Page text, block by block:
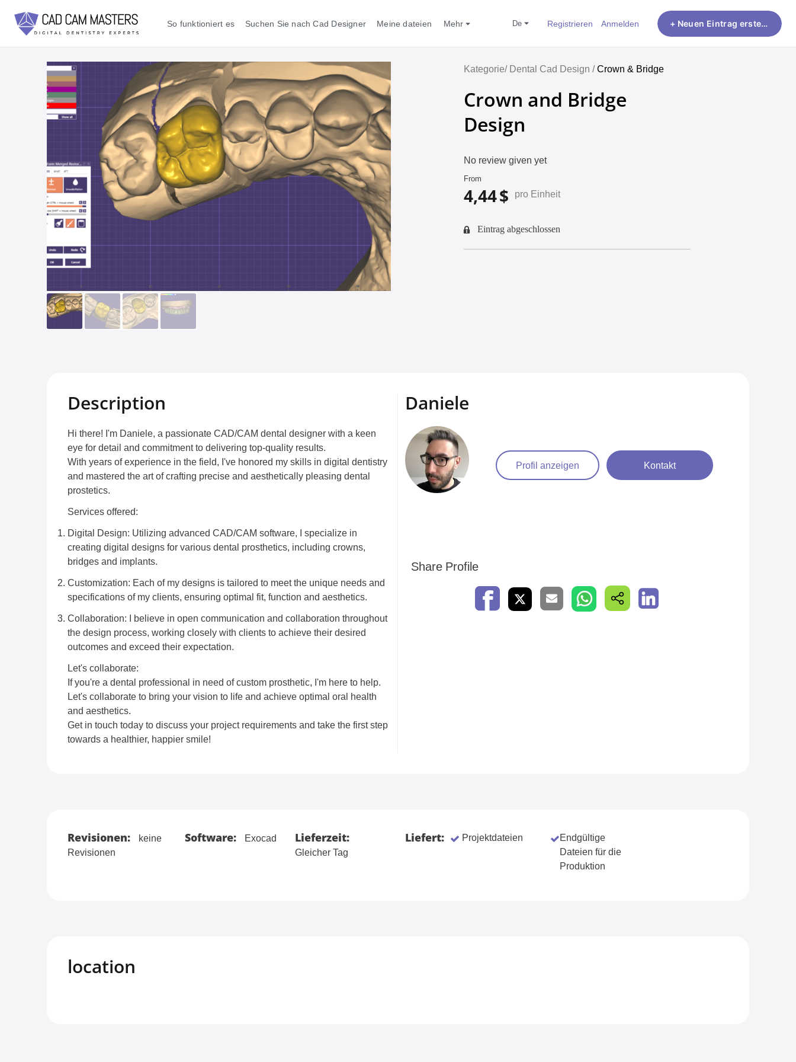
So funktioniert es Suchen Sie nach Cad Designer Meine dateien Mehr de Registrieren Anmelden + Neuen Eintrag erstellen
Kategorie/ Dental Cad Design /Crown & Bridge
Crown and Bridge
Design
No review given yet
From
4,44 $ pro Einheit
Eintrag abgeschlossen
Description
Hi there! I'm Daniele, a passionate CAD/CAM dental designer with a keen
eye for detail and commitment to delivering top-quality results.
With years of experience in the field, I've honored my skills in digital dentistry
and mastered the art of crafting precise and aesthetically pleasing dental
prostetics.
Services offered:
Digital Design: Utilizing advanced CAD/CAM software, I specialize in
creating digital designs for various dental prosthetics, including crowns,
bridges and implants.
Customization: Each of my designs is tailored to meet the unique needs and
specifications of my clients, ensuring optimal fit, function and aesthetics.
Collaboration: I believe in open communication and collaboration throughout
the design process, working closely with clients to achieve their desired
outcomes and exceed their expectation.
Let's collaborate:
If you're a dental professional in need of custom prosthetic, I'm here to help.
Let's collaborate to bring your vision to life and achieve optimal oral health
and aesthetics.
Get in touch today to discuss your project requirements and take the first step
towards a healthier, happier smile!
Daniele
Profil anzeigen Kontakt
Share Profile
Revisionen:
keine
Revisionen
Software: Exocad Lieferzeit:
Gleicher Tag
Liefert: Projektdateien
Endgültige
Dateien für die
Produktion
location